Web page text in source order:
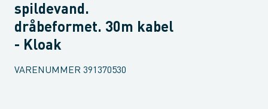
spildevand.
dråbeformet. 30m kabel
- Kloak
VARENUMMER 391370530